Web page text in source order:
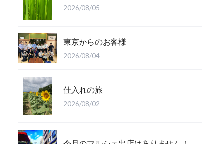
2026/08/05
東京からのお客様
2026/08/04
仕入れの旅
2026/08/02